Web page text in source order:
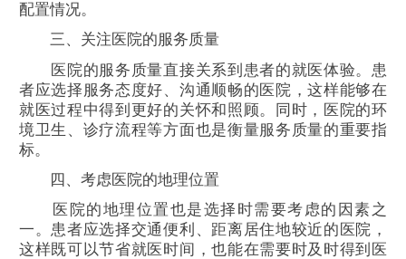
配置情况。
三、关注医院的服务质量
医院的服务质量直接关系到患者的就医体验。患
者应选择服务态度好、沟通顺畅的医院，这样能够在
就医过程中得到更好的关怀和照顾。同时，医院的环
境卫生、诊疗流程等方面也是衡量服务质量的重要指
标。
四、考虑医院的地理位置
医院的地理位置也是选择时需要考虑的因素之
一。患者应选择交通便利、距离居住地较近的医院，
这样既可以节省就医时间，也能在需要时及时得到医